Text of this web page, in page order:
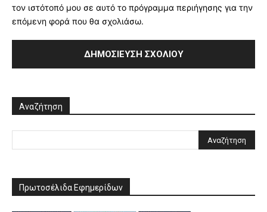
τον ιστότοπό μου σε αυτό το πρόγραμμα περιήγησης για την
επόμενη φορά που θα σχολιάσω.
Αναζήτηση
Πρωτοσέλιδα Εφημερίδων